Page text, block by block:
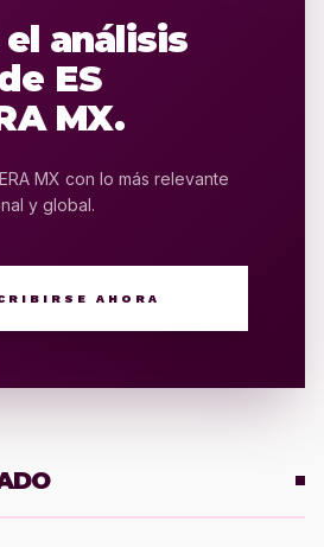
análisis
ES
MX.
MX con lo más relevante
y global.
AHORA